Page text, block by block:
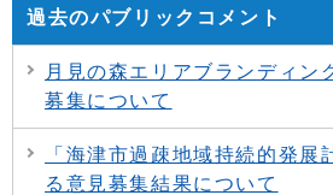
過去のパブリックコメント
月見の森エリアブランディン
募集について
「海津市過疎地域持続的発展
る意見募集結果について